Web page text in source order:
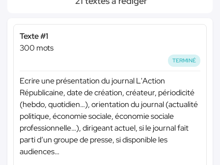
Texte #1
300 mots
TERMINÉ
Ecrire une présentation du journal L'Action
Républicaine, date de création, créateur, périodicité
(hebdo, quotidien…), orientation du journal (actualité
politique, économie sociale, économie sociale
professionnelle…), dirigeant actuel, si le journal fait
parti d’un groupe de presse, si disponible les
audiences…